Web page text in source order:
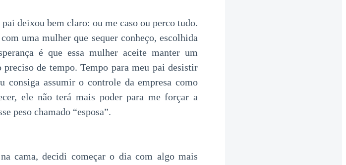
deixou bem claro: ou me caso ou perco tudo.
uma mulher que sequer conheço, escolhida
é que essa mulher aceite manter um
preciso de tempo. Tempo para meu pai desistir
consiga assumir o controle da empresa como
ele não terá mais poder para me forçar a
peso chamado “esposa”.
cama, decidi começar o dia com algo mais